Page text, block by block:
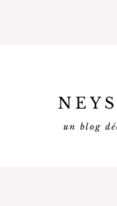
un blog